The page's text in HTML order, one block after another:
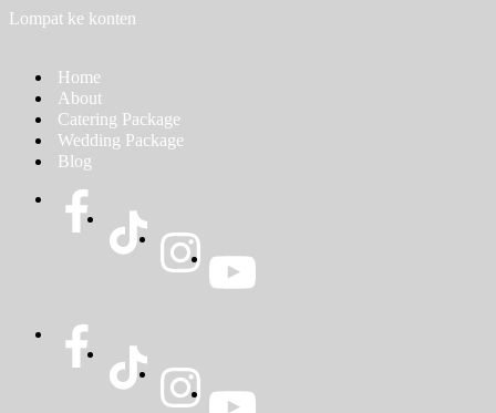
Lompat ke konten
Home
About
Catering Package
Wedding Package
Blog